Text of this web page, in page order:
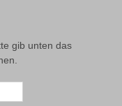
gib unten das